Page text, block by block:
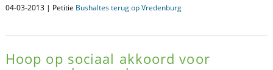
04-03-2013 | Petitie Bushaltes terug op Vredenburg
Hoop op sociaal akkoord voor